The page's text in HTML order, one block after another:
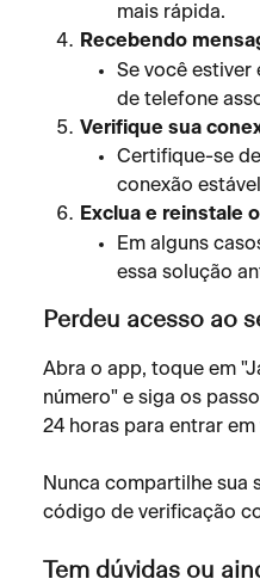
mais rápida.
Recebendo
Se você
de telefone
Verifique sua
Certifique-se
conexão
Exclua e reinstale
Em alguns
essa solução
Perdeu acesso ao
Abra o app, toque em
número" e siga os
24 horas para entrar em
Nunca compartilhe sua
código de verificação
Tem dúvidas ou